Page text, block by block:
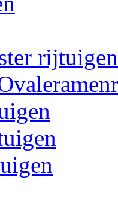
rijtuigen